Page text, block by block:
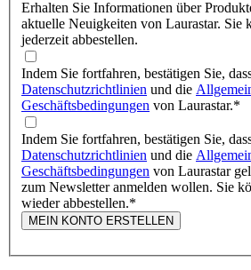
Erhalten Sie Informationen über
aktuelle Neuigkeiten von Laurastar. Sie
jederzeit abbestellen.
Indem Sie fortfahren, bestätigen Sie,
Datenschutzrichtlinien und die
Geschäftsbedingungen von Laurastar.*
Indem Sie fortfahren, bestätigen Sie,
Datenschutzrichtlinien und die
Geschäftsbedingungen von Laurastar
zum Newsletter anmelden wollen. Sie
wieder abbestellen.*
MEIN KONTO ERSTELLEN